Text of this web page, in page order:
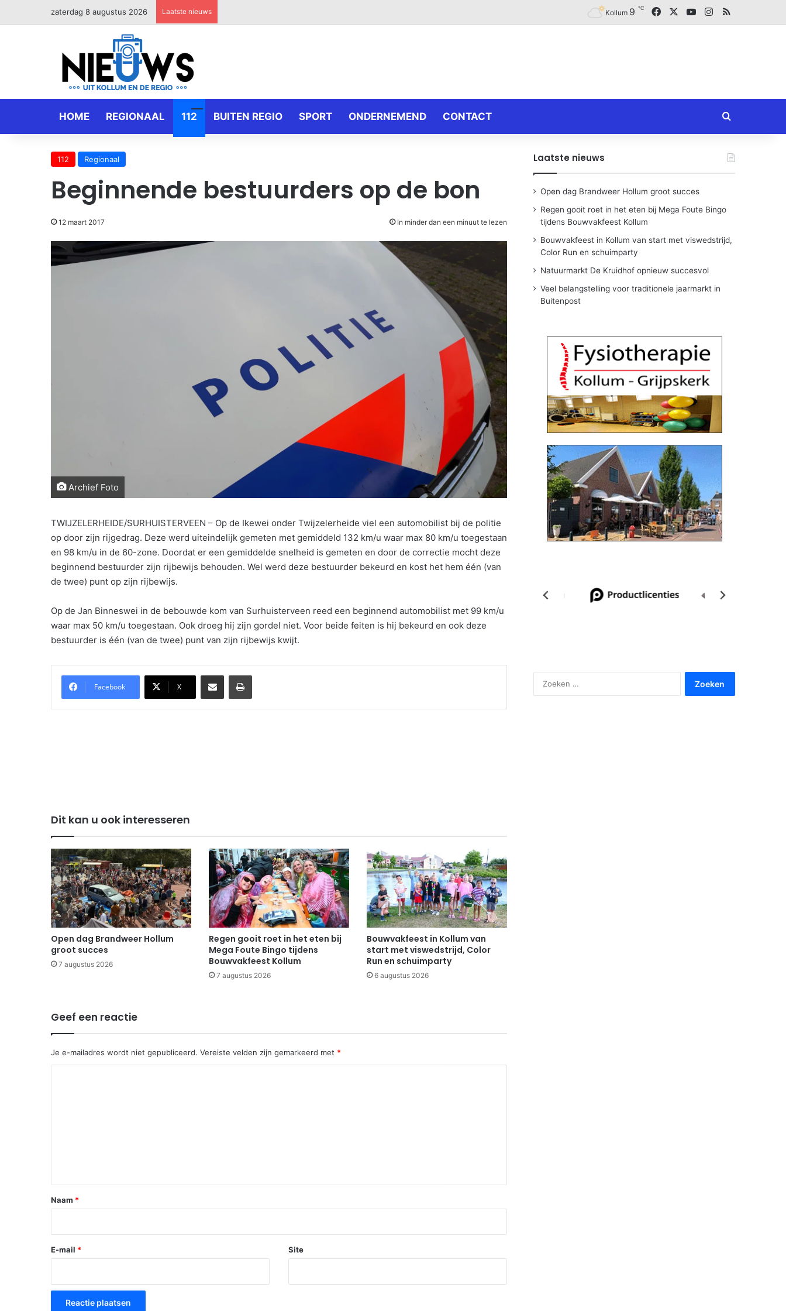
zaterdag 8 augustus 2026 Laatste nieuws Kollum 9 ℃ FacebookYouTubeInstagram
RSS
HOME REGIONAAL 112 BUITEN REGIO SPORT ONDERNEMEND CONTACT Zoeken naar
112 Regionaal
Beginnende bestuurders op de bon
12 maart 2017 In minder dan een minuut te lezen
Archief Foto
TWIJZELERHEIDE/SURHUISTERVEEN – Op de Ikewei onder Twijzelerheide viel een automobilist bij de politie
op door zijn rijgedrag. Deze werd uiteindelijk gemeten met gemiddeld 132 km/u waar max 80 km/u toegestaan
en 98 km/u in de 60-zone. Doordat er een gemiddelde snelheid is gemeten en door de correctie mocht deze
beginnend bestuurder zijn rijbewijs behouden. Wel werd deze bestuurder bekeurd en kost het hem één (van
de twee) punt op zijn rijbewijs.
Op de Jan Binneswei in de bebouwde kom van Surhuisterveen reed een beginnend automobilist met 99 km/u
waar max 50 km/u toegestaan. Ook droeg hij zijn gordel niet. Voor beide feiten is hij bekeurd en ook deze
bestuurder is één (van de twee) punt van zijn rijbewijs kwijt.
Facebook X
Delen via Email Print
Dit kan u ook interesseren
Open dag Brandweer Hollum
groot succes
7 augustus 2026
Regen gooit roet in het eten bij
Mega Foute Bingo tijdens
Bouwvakfeest Kollum
7 augustus 2026
Bouwvakfeest in Kollum van
start met viswedstrijd, Color
Run en schuimparty
6 augustus 2026
Geef een reactie
Je e-mailadres wordt niet gepubliceerd. Vereiste velden zijn gemarkeerd met *
*
Naam *
E-mail * Site
Laatste nieuws
Open dag Brandweer Hollum groot succes
Regen gooit roet in het eten bij Mega Foute Bingo
tijdens Bouwvakfeest Kollum
Bouwvakfeest in Kollum van start met viswedstrijd,
Color Run en schuimparty
Natuurmarkt De Kruidhof opnieuw succesvol
Veel belangstelling voor traditionele jaarmarkt in
Buitenpost
naar: